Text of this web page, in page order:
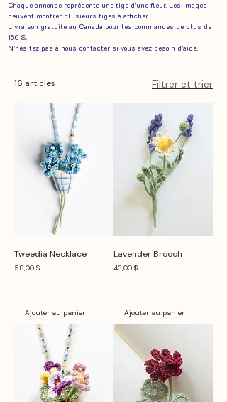
Chaque annonce représente une tige d’une fleur. Les images
peuvent montrer plusieurs tiges à afficher.
Livraison gratuite au Canada pour les commandes de plus de
150 $.
N’hésitez pas à nous contacter si vous avez besoin d’aide.
16 articles Filtrer et trier
Tweedia Necklace
Prix
58,00 $
Ajouter au panier
Lavender Brooch
Prix
43,00 $
Ajouter au panier